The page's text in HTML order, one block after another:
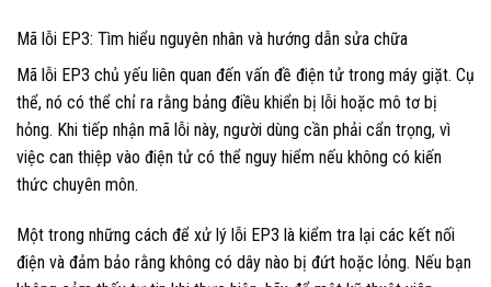
Mã lỗi EP3: Tìm hiểu nguyên nhân và hướng dẫn sửa chữa
Mã lỗi EP3 chủ yếu liên quan đến vấn đề điện tử trong máy giặt. Cụ
thể, nó có thể chỉ ra rằng bảng điều khiển bị lỗi hoặc mô tơ bị
hỏng. Khi tiếp nhận mã lỗi này, người dùng cần phải cẩn trọng, vì
việc can thiệp vào điện tử có thể nguy hiểm nếu không có kiến
thức chuyên môn.
Một trong những cách để xử lý lỗi EP3 là kiểm tra lại các kết nối
điện và đảm bảo rằng không có dây nào bị đứt hoặc lỏng. Nếu bạn